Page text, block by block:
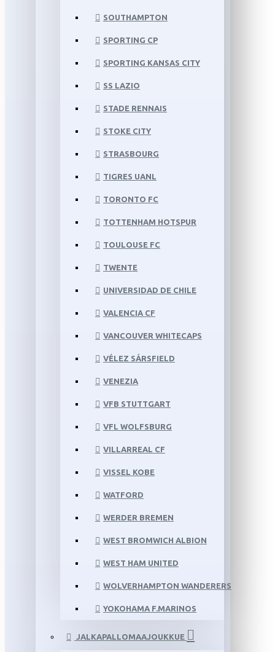
SOUTHAMPTON
SPORTING CP
SPORTING KANSAS CITY
SS LAZIO
STADE RENNAIS
STOKE CITY
STRASBOURG
TIGRES UANL
TORONTO FC
TOTTENHAM HOTSPUR
TOULOUSE FC
TWENTE
UNIVERSIDAD DE CHILE
VALENCIA CF
VANCOUVER WHITECAPS
VÉLEZ SÁRSFIELD
VENEZIA
VFB STUTTGART
VFL WOLFSBURG
VILLARREAL CF
VISSEL KOBE
WATFORD
WERDER BREMEN
WEST BROMWICH ALBION
WEST HAM UNITED
WOLVERHAMPTON WANDERERS
YOKOHAMA F.MARINOS
JALKAPALLOMAAJOUKKUE